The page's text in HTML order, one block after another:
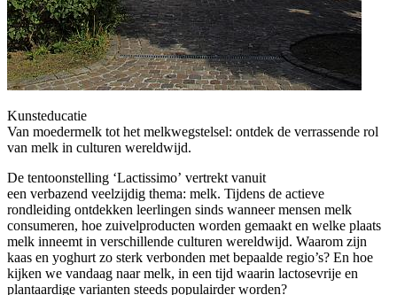
Kunsteducatie
Van moedermelk tot het melkwegstelsel: ontdek de verrassende rol
van melk in culturen wereldwijd.
De tentoonstelling ‘Lactissimo’ vertrekt vanuit
een verbazend veelzijdig thema: melk. Tijdens de actieve
rondleiding ontdekken leerlingen sinds wanneer mensen melk
consumeren, hoe zuivelproducten worden gemaakt en welke plaats
melk inneemt in verschillende culturen wereldwijd. Waarom zijn
kaas en yoghurt zo sterk verbonden met bepaalde regio’s? En hoe
kijken we vandaag naar melk, in een tijd waarin lactosevrije en
plantaardige varianten steeds populairder worden?